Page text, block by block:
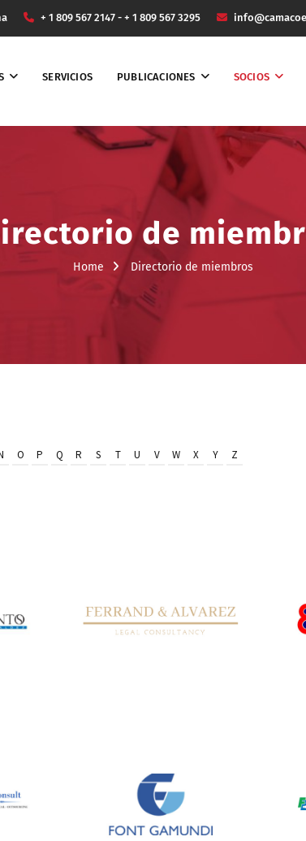
+ 1 809 567 2147 - + 1 809 567 3295
SERVICIOS PUBLICACIONES SOCIOS
de
Home Directorio de miembros
O P Q R S T U V W X Y Z